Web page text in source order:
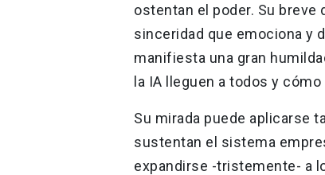
ostentan el poder. Su
sinceridad que emociona y
manifiesta una gran
la IA lleguen a todos y
Su mirada puede aplicarse
sustentan el sistema
expandirse -tristemente- a